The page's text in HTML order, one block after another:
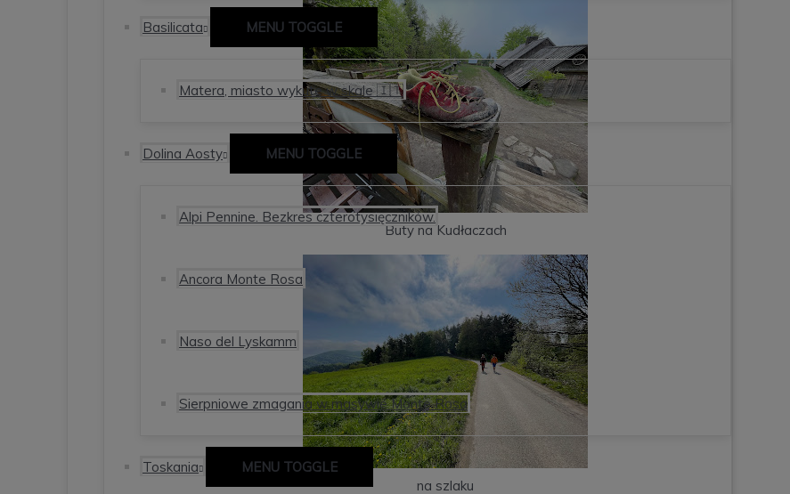
Basilicata MENU TOGGLE
Matera, miasto wykute w skale 🇮🇹
Dolina Aosty MENU TOGGLE
Alpi Pennine. Bezkres czterotysięczników.
Ancora Monte Rosa
Naso del Lyskamm
Sierpniowe zmagania w masywie Monte Rosa
Toskania MENU TOGGLE
Buty na Kudłaczach
na szlaku